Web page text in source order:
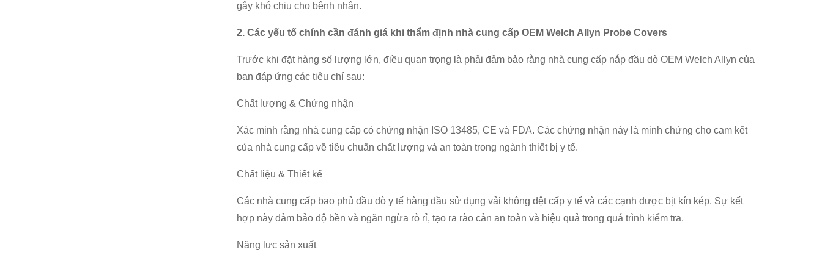
gây khó chịu cho bệnh nhân.
2. Các yếu tố chính cần đánh giá khi thẩm định nhà cung cấp OEM Welch Allyn Probe Covers
Trước khi đặt hàng số lượng lớn, điều quan trọng là phải đảm bảo rằng nhà cung cấp nắp đầu dò OEM Welch Allyn của
bạn đáp ứng các tiêu chí sau:
Chất lượng & Chứng nhận
Xác minh rằng nhà cung cấp có chứng nhận ISO 13485, CE và FDA. Các chứng nhận này là minh chứng cho cam kết
của nhà cung cấp về tiêu chuẩn chất lượng và an toàn trong ngành thiết bị y tế.
Chất liệu & Thiết kế
Các nhà cung cấp bao phủ đầu dò y tế hàng đầu sử dụng vải không dệt cấp y tế và các cạnh được bịt kín kép. Sự kết
hợp này đảm bảo độ bền và ngăn ngừa rò rỉ, tạo ra rào cản an toàn và hiệu quả trong quá trình kiểm tra.
Năng lực sản xuất